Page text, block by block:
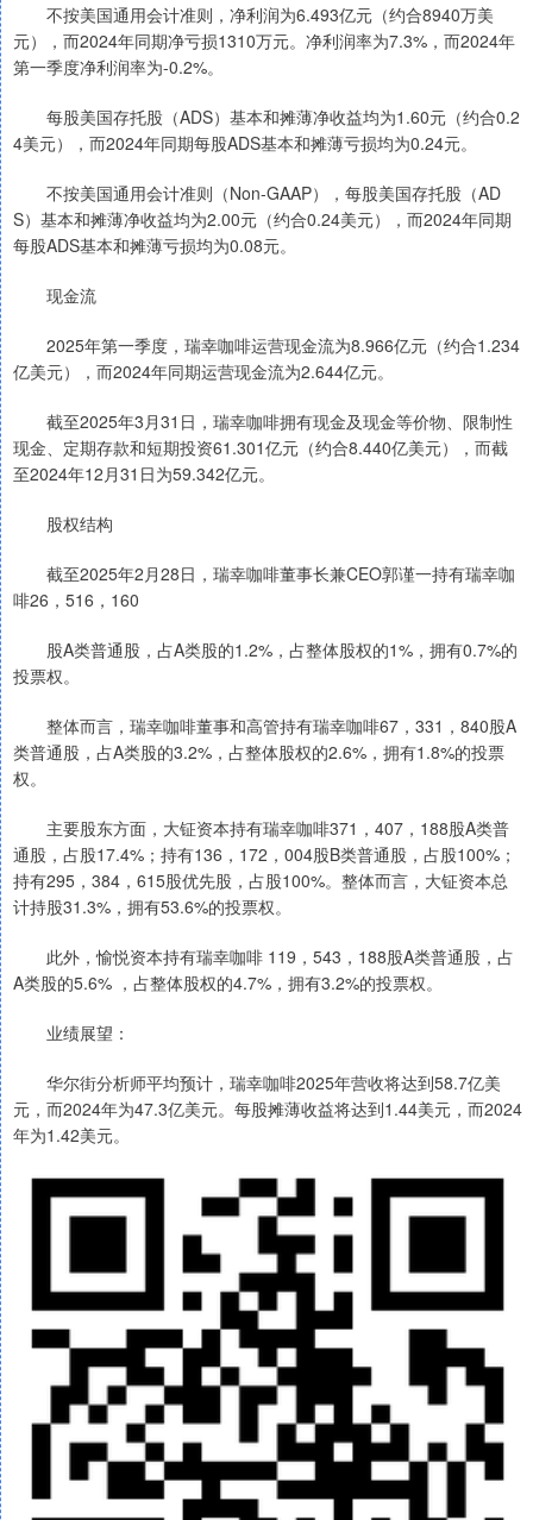
不按美国通用会计准则，净利润为6.493亿元（约合8940万美
元），而2024年同期净亏损1310万元。净利润率为7.3%，而2024年
第一季度净利润率为-0.2%。
每股美国存托股（ADS）基本和摊薄净收益均为1.60元（约合0.2
4美元），而2024年同期每股ADS基本和摊薄亏损均为0.24元。
不按美国通用会计准则（Non-GAAP），每股美国存托股（AD
S）基本和摊薄净收益均为2.00元（约合0.24美元），而2024年同期
每股ADS基本和摊薄亏损均为0.08元。
现金流
2025年第一季度，瑞幸咖啡运营现金流为8.966亿元（约合1.234
亿美元），而2024年同期运营现金流为2.644亿元。
截至2025年3月31日，瑞幸咖啡拥有现金及现金等价物、限制性
现金、定期存款和短期投资61.301亿元（约合8.440亿美元），而截
至2024年12月31日为59.342亿元。
股权结构
截至2025年2月28日，瑞幸咖啡董事长兼CEO郭谨一持有瑞幸咖
啡26，516，160
股A类普通股，占A类股的1.2%，占整体股权的1%，拥有0.7%的
投票权。
整体而言，瑞幸咖啡董事和高管持有瑞幸咖啡67，331，840股A
类普通股，占A类股的3.2%，占整体股权的2.6%，拥有1.8%的投票
权。
主要股东方面，大钲资本持有瑞幸咖啡371，407，188股A类普
通股，占股17.4%；持有136，172，004股B类普通股，占股100%；
持有295，384，615股优先股，占股100%。整体而言，大钲资本总
计持股31.3%，拥有53.6%的投票权。
此外，愉悦资本持有瑞幸咖啡 119，543，188股A类普通股，占
A类股的5.6% ，占整体股权的4.7%，拥有3.2%的投票权。
业绩展望：
华尔街分析师平均预计，瑞幸咖啡2025年营收将达到58.7亿美
元，而2024年为47.3亿美元。每股摊薄收益将达到1.44美元，而2024
年为1.42美元。